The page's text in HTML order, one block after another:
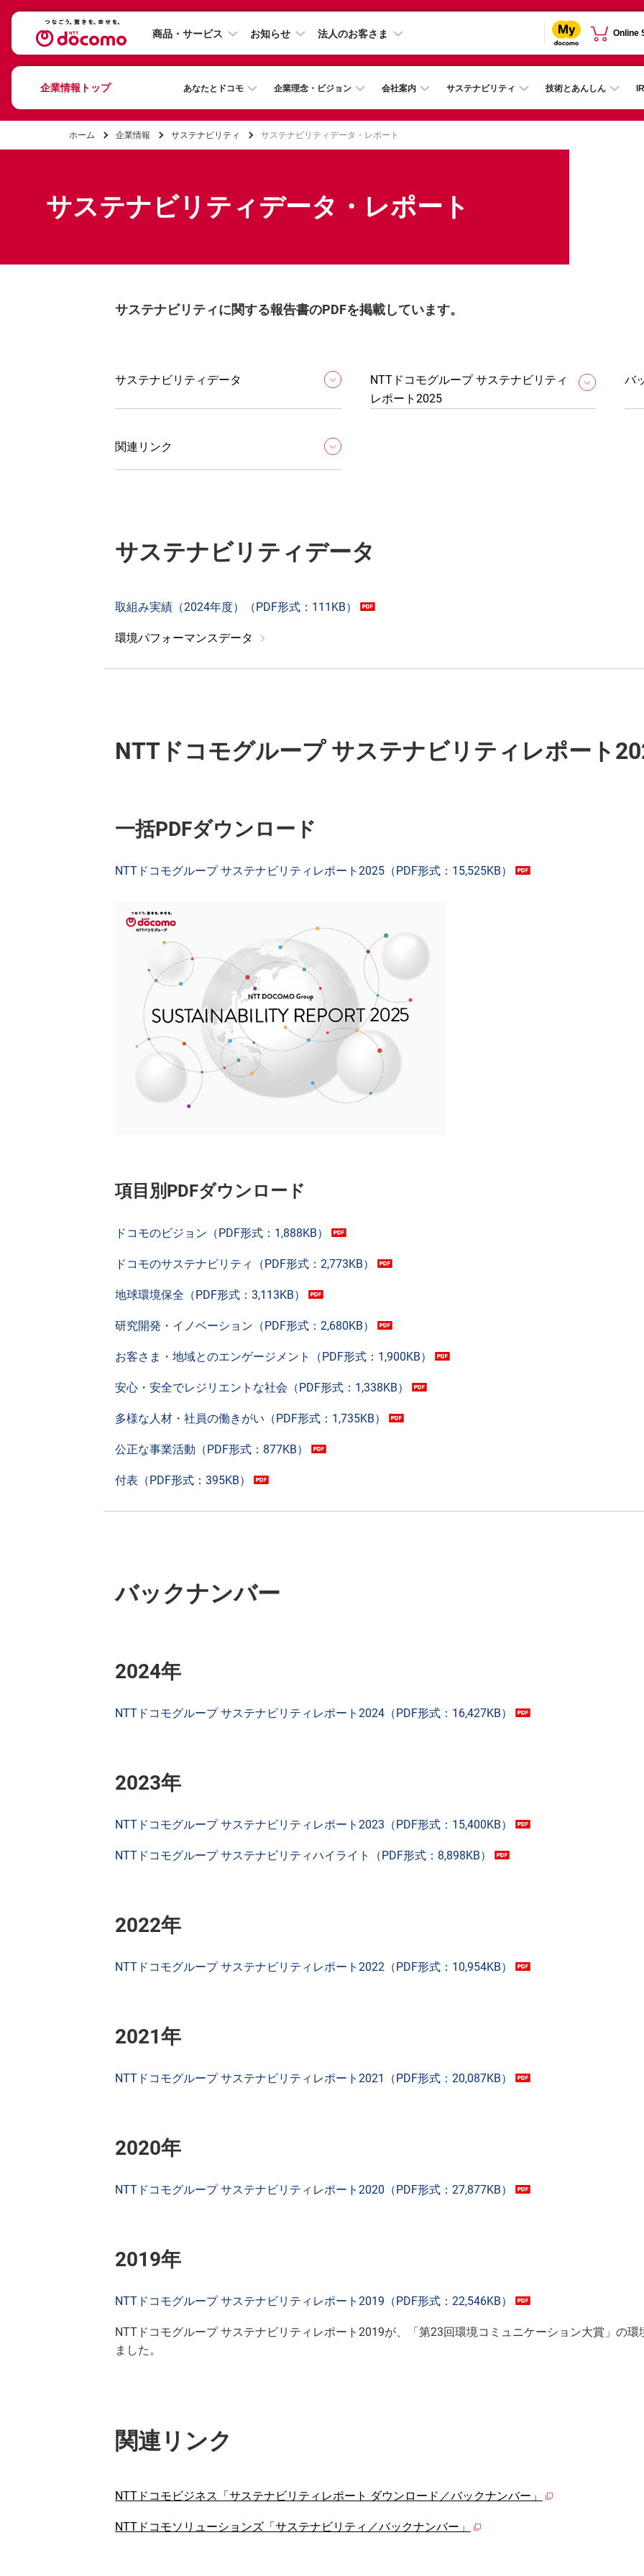
商品・サービス お知らせ 法人のお客さま Online
企業情報トップ あなたとドコモ 企業理念・ビジョン 会社案内 サステナビリティ 技術とあんしん
ホーム 企業情報 サステナビリティ サステナビリティデータ・レポート
サステナビリティデータ・レポート
サステナビリティに関する報告書のPDFを掲載しています。
サステナビリティデータ
NTTドコモグループ サステナビリティ
レポート2025
バ
関連リンク
サステナビリティデータ
取組み実績（2024年度）（PDF形式：111KB）
環境パフォーマンスデータ
NTTドコモグループ サステナビリティレポート
一括PDFダウンロード
NTTドコモグループ サステナビリティレポート2025（PDF形式：15,525KB）
項目別PDFダウンロード
ドコモのビジョン（PDF形式：1,888KB）
ドコモのサステナビリティ（PDF形式：2,773KB）
地球環境保全（PDF形式：3,113KB）
研究開発・イノベーション（PDF形式：2,680KB）
お客さま・地域とのエンゲージメント（PDF形式：1,900KB）
安心・安全でレジリエントな社会（PDF形式：1,338KB）
多様な人材・社員の働きがい（PDF形式：1,735KB）
公正な事業活動（PDF形式：877KB）
付表（PDF形式：395KB）
バックナンバー
2024年
NTTドコモグループ サステナビリティレポート2024（PDF形式：16,427KB）
2023年
NTTドコモグループ サステナビリティレポート2023（PDF形式：15,400KB）
NTTドコモグループ サステナビリティハイライト（PDF形式：8,898KB）
2022年
NTTドコモグループ サステナビリティレポート2022（PDF形式：10,954KB）
2021年
NTTドコモグループ サステナビリティレポート2021（PDF形式：20,087KB）
2020年
NTTドコモグループ サステナビリティレポート2020（PDF形式：27,877KB）
2019年
NTTドコモグループ サステナビリティレポート2019（PDF形式：22,546KB）
NTTドコモグループ サステナビリティレポート2019が、「第23回環境コミュニケーション大賞」の
ました。
関連リンク
NTTドコモビジネス「サステナビリティレポート ダウンロード／バックナンバー」
NTTドコモソリューションズ「サステナビリティ／バックナンバー」